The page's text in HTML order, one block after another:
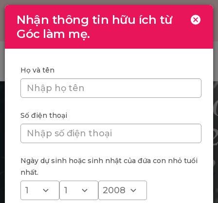
Toggle
navigation
Nhận thông tin hữu ích từ
Góc làm mẹ.
Họ và tên
Số điện thoại
Ngày dự sinh hoặc sinh nhật của đứa con nhỏ tuổi
nhất.
cách hóa giải